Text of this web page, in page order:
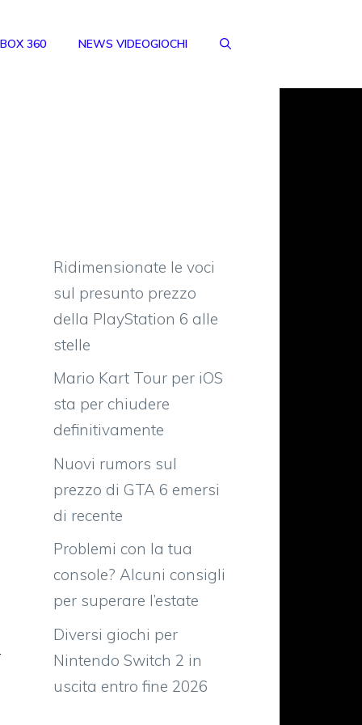
360 NEWS VIDEOGIOCHI
Ridimensionate le voci
sul presunto prezzo
della PlayStation 6 alle
stelle
Mario Kart Tour per iOS
sta per chiudere
definitivamente
Nuovi rumors sul
prezzo di GTA 6 emersi
di recente
Problemi con la tua
console? Alcuni consigli
per superare l’estate
Diversi giochi per
Nintendo Switch 2 in
uscita entro fine 2026